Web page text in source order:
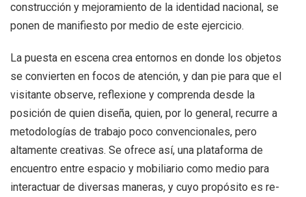
construcción y mejoramiento de la identidad nacional, se
ponen de manifiesto por medio de este ejercicio.
La puesta en escena crea entornos en donde los objetos
se convierten en focos de atención, y dan pie para que el
visitante observe, reflexione y comprenda desde la
posición de quien diseña, quien, por lo general, recurre a
metodologías de trabajo poco convencionales, pero
altamente creativas. Se ofrece así, una plataforma de
encuentro entre espacio y mobiliario como medio para
interactuar de diversas maneras, y cuyo propósito es re-